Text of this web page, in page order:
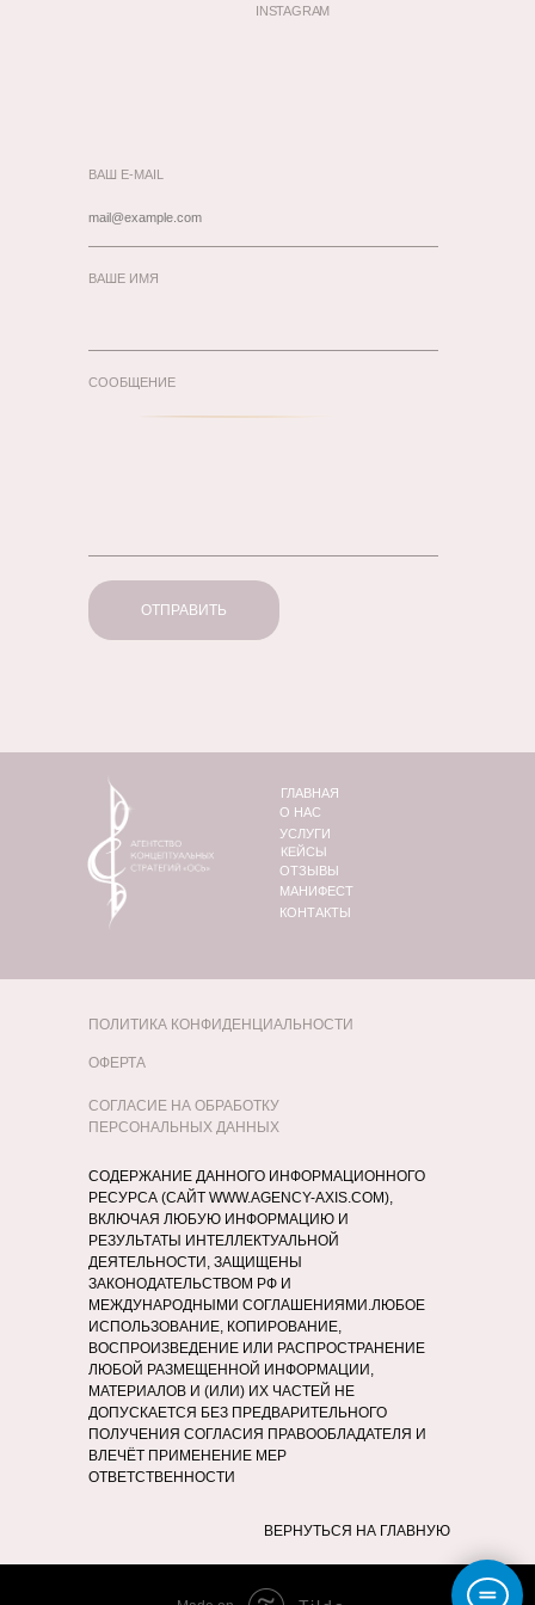
INSTAGRAM
ВАШ E-MAIL
ВАШЕ ИМЯ
СООБЩЕНИЕ
ОТПРАВИТЬ
О НАС
ГЛАВНАЯ
КОНТАКТЫ
МАНИФЕСТ
ОТЗЫВЫ
КЕЙСЫ
УСЛУГИ
СОДЕРЖАНИЕ ДАННОГО ИНФОРМАЦИОННОГО
РЕСУРСА (САЙТ WWW.AGENCY-AXIS.COM),
ВКЛЮЧАЯ ЛЮБУЮ ИНФОРМАЦИЮ И
РЕЗУЛЬТАТЫ ИНТЕЛЛЕКТУАЛЬНОЙ
ДЕЯТЕЛЬНОСТИ, ЗАЩИЩЕНЫ
ЗАКОНОДАТЕЛЬСТВОМ РФ И
МЕЖДУНАРОДНЫМИ СОГЛАШЕНИЯМИ.ЛЮБОЕ
ИСПОЛЬЗОВАНИЕ, КОПИРОВАНИЕ,
ВОСПРОИЗВЕДЕНИЕ ИЛИ РАСПРОСТРАНЕНИЕ
ЛЮБОЙ РАЗМЕЩЕННОЙ ИНФОРМАЦИИ,
МАТЕРИАЛОВ И (ИЛИ) ИХ ЧАСТЕЙ НЕ
ДОПУСКАЕТСЯ БЕЗ ПРЕДВАРИТЕЛЬНОГО
ПОЛУЧЕНИЯ СОГЛАСИЯ ПРАВООБЛАДАТЕЛЯ И
ВЛЕЧЁТ ПРИМЕНЕНИЕ МЕР
ОТВЕТСТВЕННОСТИ
ПОЛИТИКА КОНФИДЕНЦИАЛЬНОСТИ
ВЕРНУТЬСЯ НА ГЛАВНУЮ
ОФЕРТА
СОГЛАСИЕ НА ОБРАБОТКУ
ПЕРСОНАЛЬНЫХ ДАННЫХ